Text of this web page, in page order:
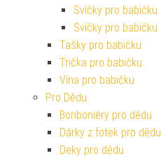
Svíčky pro babičku
Svíčky pro babičku
Tašky pro babičku
Trička pro babičku
Vína pro babičku
Pro Dědu
Bonboniéry pro dědu
Dárky z fotek pro dědu
Deky pro dědu